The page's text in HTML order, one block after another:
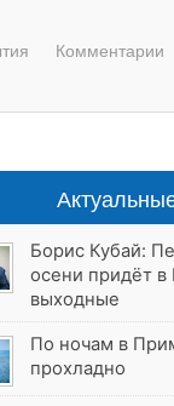
Комментарии
Борис Кубай:
осени придёт в
выходные
По ночам в
прохладно